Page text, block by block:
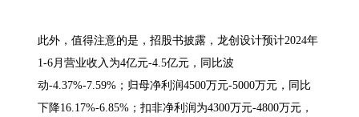
此外，值得注意的是，招股书披露，龙创设计预计2024年
1-6月营业收入为4亿元-4.5亿元，同比波
动-4.37%-7.59%；归母净利润4500万元-5000万元，同比
下降16.17%-6.85%；扣非净利润为4300万元-4800万元，